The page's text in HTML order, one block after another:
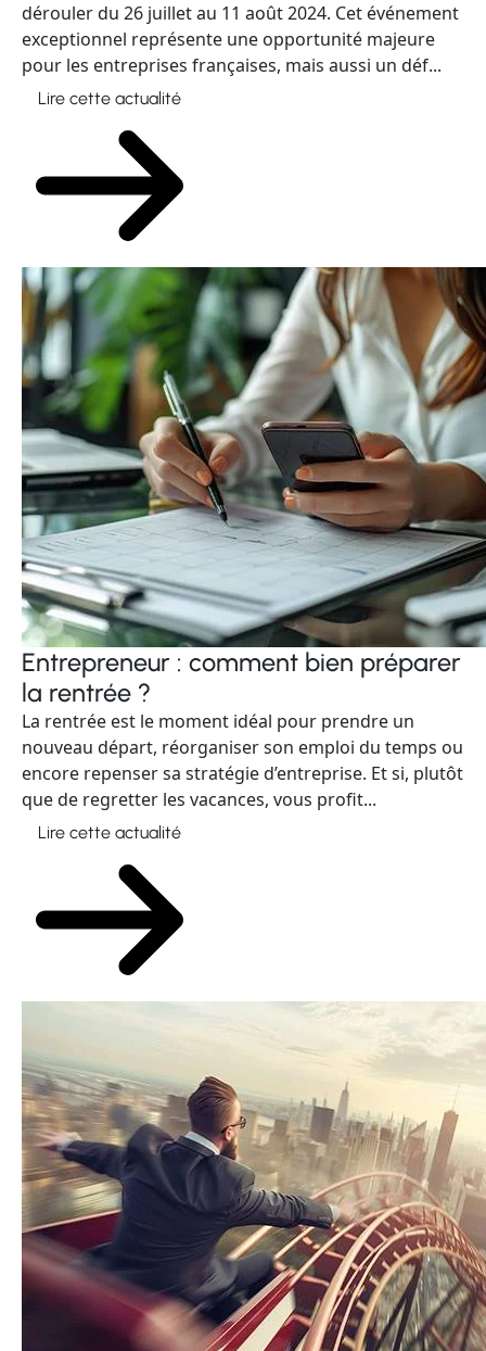
dérouler du 26 juillet au 11 août 2024. Cet événement
exceptionnel représente une opportunité majeure
pour les entreprises françaises, mais aussi un déf...
Lire cette actualité
Entrepreneur : comment bien préparer
la rentrée ?
La rentrée est le moment idéal pour prendre un
nouveau départ, réorganiser son emploi du temps ou
encore repenser sa stratégie d’entreprise. Et si, plutôt
que de regretter les vacances, vous profit...
Lire cette actualité